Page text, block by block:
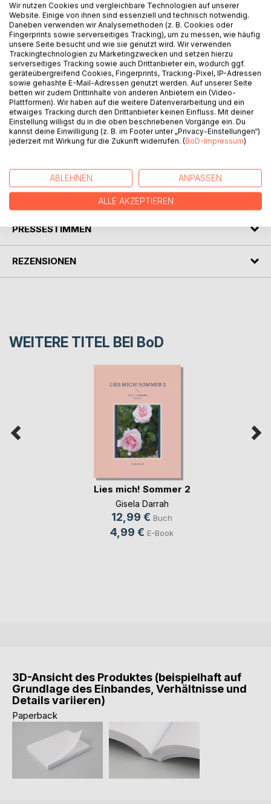
BESCHREIBUNG
Das Übungsbuch hat zwei Teile.
Teil 1 ist für Lernende gedacht, die schon
Buchstabenkenntnisse besitzen, aber noch nicht die
Buchstabenkombinationen gelernt haben. Auch auf dieser
Lernstufe können die Teilnehmer schon selbständig
vielfältige Übungsformen bearbeiten.
Teil 2 ist für Lernende, die schon über Kenntnisse von
AUTOR/IN
PRESSESTIMMEN
REZENSIONEN
WEITERE TITEL BEI BoD
Lies mich! Sommer 2
Gisela Darrah
12,99 € Buch
4,99 € E-Book
3D-Ansicht des Produktes (beispielhaft auf
Grundlage des Einbandes, Verhältnisse und
Details variieren)
Paperback
Wir nutzen Cookies und vergleichbare Technologien auf unserer
Website. Einige von ihnen sind essenziell und technisch notwendig.
Daneben verwenden wir Analysemethoden (z. B. Cookies oder
Fingerprints sowie serverseitiges Tracking), um zu messen, wie häufig
unsere Seite besucht und wie sie genutzt wird. Wir verwenden
Trackingtechnologien zu Marketingzwecken und setzen hierzu
serverseitiges Tracking sowie auch Drittanbieter ein, wodurch ggf.
geräteübergreifend Cookies, Fingerprints, Tracking-Pixel, IP-Adressen
sowie gehashte E-Mail-Adressen genutzt werden. Auf unserer Seite
betten wir zudem Drittinhalte von anderen Anbietern ein (Video-
Plattformen). Wir haben auf die weitere Datenverarbeitung und ein
etwaiges Tracking durch den Drittanbieter keinen Einfluss. Mit deiner
Einstellung willigst du in die oben beschriebenen Vorgänge ein. Du
kannst deine Einwilligung (z. B. im Footer unter „Privacy-Einstellungen“)
jederzeit mit Wirkung für die Zukunft widerrufen. (BoD-Impressum)
ABLEHNEN ANPASSEN
ALLE AKZEPTIEREN